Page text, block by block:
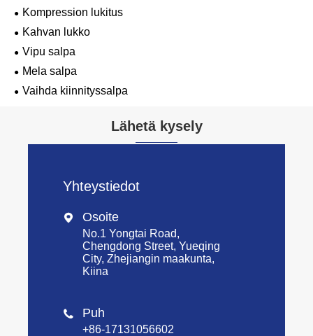
Kompression lukitus
Kahvan lukko
Vipu salpa
Mela salpa
Vaihda kiinnityssalpa
Lähetä kysely
Yhteystiedot
 Osoite
No.1 Yongtai Road,
Chengdong Street, Yueqing
City, Zhejiangin maakunta,
Kiina
 Puh
+86-17131056602